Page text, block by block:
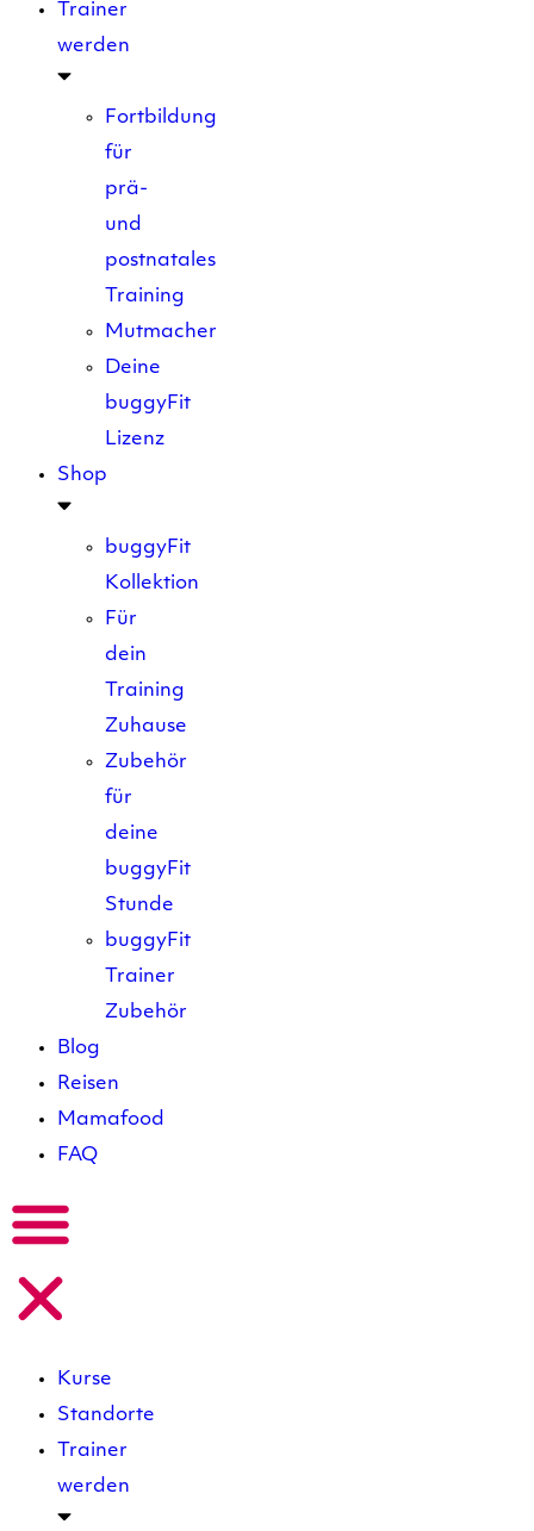
Trainer
werden
Fortbildung
für
prä-
und
postnatales
Training
Mutmacher
Deine
buggyFit
Lizenz
Shop
buggyFit
Kollektion
Für
dein
Training
Zuhause
Zubehör
für
deine
buggyFit
Stunde
buggyFit
Trainer
Zubehör
Blog
Reisen
Mamafood
FAQ
Kurse
Standorte
Trainer
werden